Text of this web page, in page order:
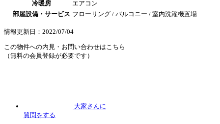
冷暖房
エアコン
部屋設備・サービス フローリング / バルコニー / 室内洗濯機置場
情報更新日：2022/07/04
この物件への内見・お問い合わせはこちら
（無料の会員登録が必要です）
大家さんに
質問をする